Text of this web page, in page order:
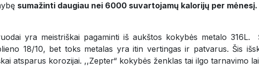
sumažinti daugiau nei 6000 suvartojamų kalorijų per mėnesį.
yra meistriškai pagaminti iš aukštos kokybės metalo
18/10, bet toks metalas yra itin vertingas ir patvarus. Šis
atsparus korozijai. ,,Zepter“ kokybės ženklas tai ilgo tarnavimo